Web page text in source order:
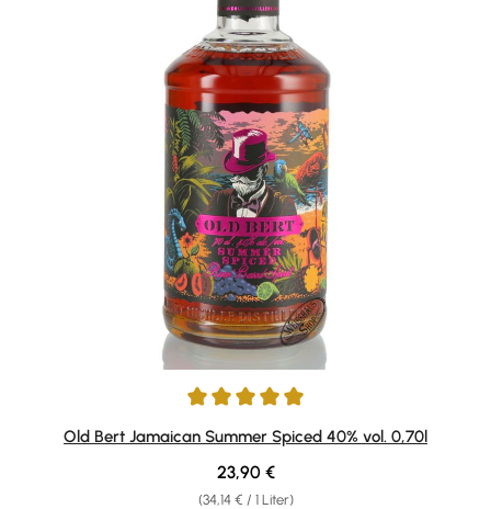
Durchschnittliche Bewertung von 5 von 5 Sternen
Old Bert Jamaican Summer Spiced 40% vol. 0,70l
(34,14 € / 1 Liter)
Regulärer Preis:
23,90 €